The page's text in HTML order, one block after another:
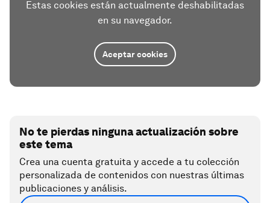
Estas cookies están actualmente deshabilitadas
en su navegador.
Aceptar cookies
No te pierdas ninguna actualización sobre
este tema
Crea una cuenta gratuita y accede a tu colección
personalizada de contenidos con nuestras últimas
publicaciones y análisis.